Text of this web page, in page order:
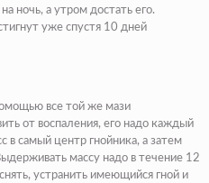
ночь, а утром достать его.
уже спустя 10 дней
все той же мази
от воспаления, его надо каждый
в самый центр гнойника, а затем
массу надо в течение 12
устранить имеющийся гной и